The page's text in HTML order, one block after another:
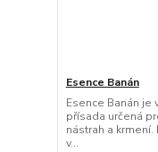
Esence Banán
Esence Banán je
přísada určená
nástrah a
v...